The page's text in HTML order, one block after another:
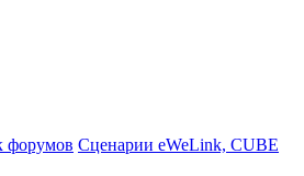
форумов Сценарии eWeLink, CUBE